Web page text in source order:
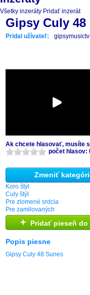
Všetky inzeráty Pridať inzerát
Gipsy Culy 48
Pridal užívateľ: gipsymusictv
Ak chcete hlasovať, musíte
počet hlasov:
Zmeniť
Koro štýl
Culy štýl
Pre zlomené srdcia
Pre zamilovaných
+ Pridať pieseň do
Popis piesne
Gipsy Culy 48 Sunes